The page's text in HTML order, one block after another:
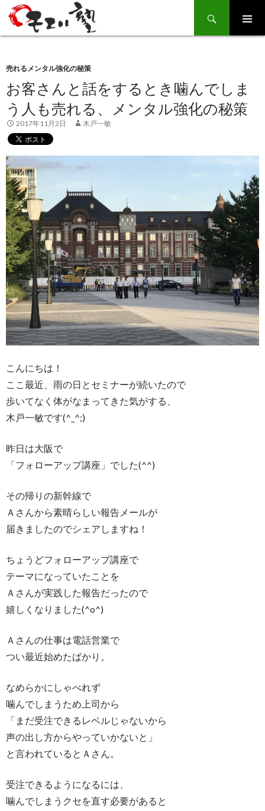
Search
SKIP
TO
売れるメンタル強化の秘策
お客さんと話をするとき噛んでしま
う人も売れる、メンタル強化の秘策
2017年11月2日 木戸一敏
こんにちは！
ここ最近、雨の日とセミナーが続いたので
歩いてなく体がなまってきた気がする、
木戸一敏です(^_^;)
昨日は大阪で
「フォローアップ講座」でした(^^)
その帰りの新幹線で
Ａさんから素晴らしい報告メールが
届きましたのでシェアしますね！
ちょうどフォローアップ講座で
テーマになっていたことを
Ａさんが実践した報告だったので
嬉しくなりました(^o^)
Ａさんの仕事は電話営業で
つい最近始めたばかり。
なめらかにしゃべれず
噛んでしまうため上司から
「まだ受注できるレベルじゃないから
声の出し方からやっていかないと」
と言われているとＡさん。
受注できるようになるには、
噛んでしまうクセを直す必要があると